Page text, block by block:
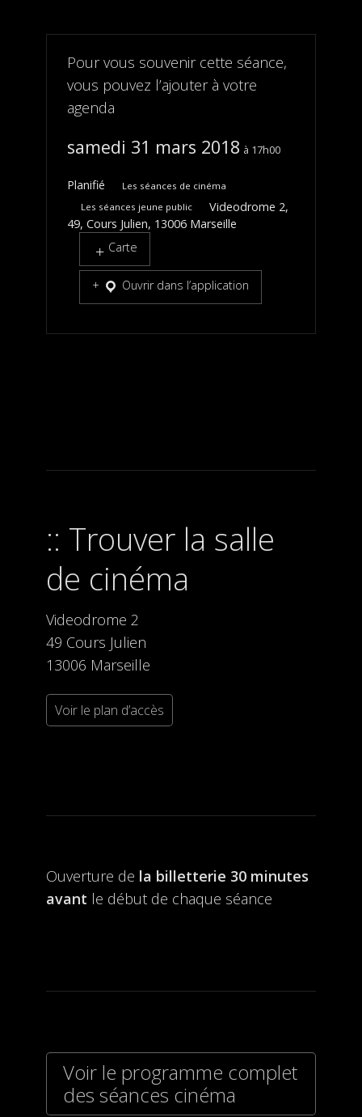
Pour vous souvenir cette séance,
vous pouvez l’ajouter à votre
agenda
samedi 31 mars 2018 17h00
Planifié
Les séances de cinéma
Les séances jeune public
Videodrome 2,
49, Cours Julien, 13006 Marseille
Carte
Ouvrir dans l’application
Trouver la salle
de cinéma
Videodrome 2
49 Cours Julien
13006 Marseille
Voir le plan d’accès
Ouverture de la billetterie 30 minutes
avant le début de chaque séance
Voir le programme complet
des séances cinéma